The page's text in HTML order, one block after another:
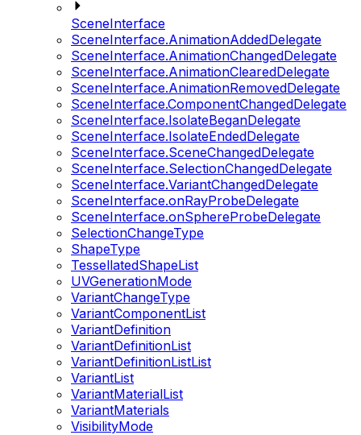
SceneInterface
SceneInterface.AnimationAddedDelegate
SceneInterface.AnimationChangedDelegate
SceneInterface.AnimationClearedDelegate
SceneInterface.AnimationRemovedDelegate
SceneInterface.ComponentChangedDelegate
SceneInterface.IsolateBeganDelegate
SceneInterface.IsolateEndedDelegate
SceneInterface.SceneChangedDelegate
SceneInterface.SelectionChangedDelegate
SceneInterface.VariantChangedDelegate
SceneInterface.onRayProbeDelegate
SceneInterface.onSphereProbeDelegate
SelectionChangeType
ShapeType
TessellatedShapeList
UVGenerationMode
VariantChangeType
VariantComponentList
VariantDefinition
VariantDefinitionList
VariantDefinitionListList
VariantList
VariantMaterialList
VariantMaterials
VisibilityMode